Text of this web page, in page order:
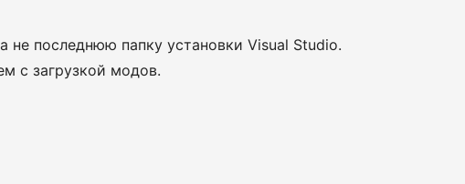
не последнюю папку установки Visual Studio.
с загрузкой модов.